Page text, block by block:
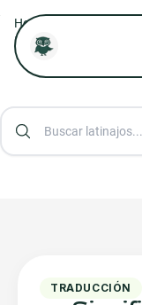
Home
In dubio pro apertura
TRADUCCIÓN